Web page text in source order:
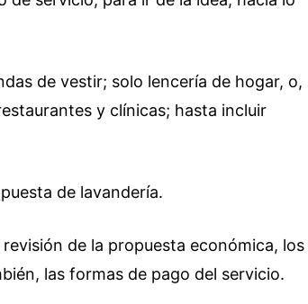
de vestir; solo lencería de hogar, o,
y clínicas; hasta incluir
de lavandería.
de la propuesta económica, los
las formas de pago del servicio.